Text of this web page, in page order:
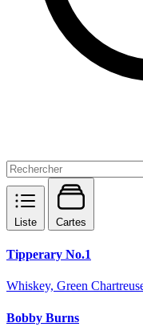
Liste Cartes
Tipperary No.1
Whiskey, Green
Bobby Burns